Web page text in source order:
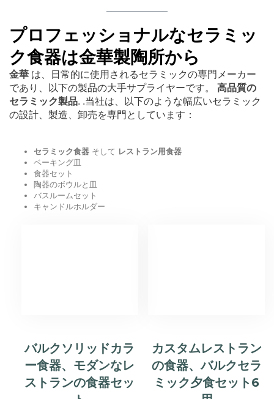
プロフェッショナルなセラミッ
ク食器は金華製陶所から
金華 は、日常的に使用されるセラミックの専門メーカー
であり、以下の製品の大手サプライヤーです。 高品質の
セラミック製品. .当社は、以下のような幅広いセラミック
の設計、製造、卸売を専門としています：
セラミック食器 そして レストラン用食器
ベーキング皿
食器セット
陶器のボウルと皿
バスルームセット
キャンドルホルダー
バルクソリッドカラ
ー食器、モダンなレ
ストランの食器セッ
カスタムレストラン
の食器、バルクセラ
ミック夕食セット6